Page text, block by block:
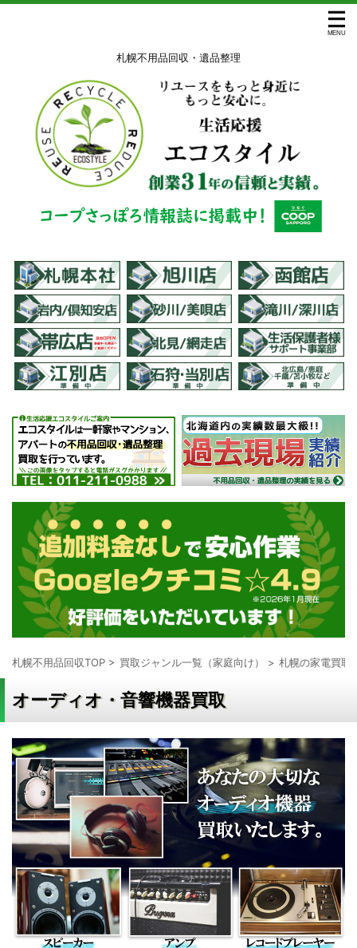
札幌不用品回収・遺品整理
札幌不用品回収TOP > 買取ジャンル一覧（家庭向け） > 札幌の家電買取
オーディオ・音響機器買取